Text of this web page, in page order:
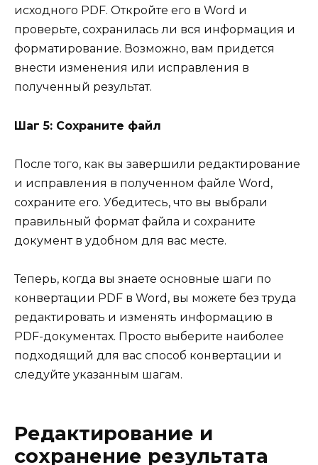
исходного PDF. Откройте его в Word и
проверьте, сохранилась ли вся информация и
форматирование. Возможно, вам придется
внести изменения или исправления в
полученный результат.
Шаг 5: Сохраните файл
После того, как вы завершили редактирование
и исправления в полученном файле Word,
сохраните его. Убедитесь, что вы выбрали
правильный формат файла и сохраните
документ в удобном для вас месте.
Теперь, когда вы знаете основные шаги по
конвертации PDF в Word, вы можете без труда
редактировать и изменять информацию в
PDF-документах. Просто выберите наиболее
подходящий для вас способ конвертации и
следуйте указанным шагам.
Редактирование и
сохранение результата